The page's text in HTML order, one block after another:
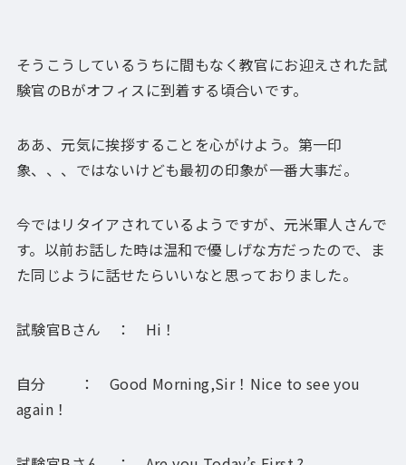
そうこうしているうちに間もなく教官にお迎えされた試
験官のBがオフィスに到着する頃合いです。
ああ、元気に挨拶することを心がけよう。第一印
象、、、ではないけども最初の印象が一番大事だ。
今ではリタイアされているようですが、元米軍人さんで
す。以前お話した時は温和で優しげな方だったので、ま
た同じように話せたらいいなと思っておりました。
試験官Bさん ： Hi！
自分 ： Good Morning,Sir！Nice to see you
again！